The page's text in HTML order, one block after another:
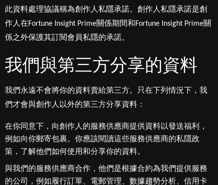
此資料處理協議稱為創作人私隱承諾。創作人私隱承諾是創
作人在Fortune Insight Prime關係期間和Fortune Insight Prime關
係之外保護其訂閱會員私隱的承諾。
我們與第三方分享的資料
我們永遠不會將你的資料賣給第三方。只在下列情況下，我
們才會與創作人以外的第三方分享資料：
在你同意下，向創作人的服務供應商提供資料以發送福利，
例如向你郵寄包裹。你應該閱讀這些服務供應商的私隱政
策，了解他們如何使用和分享你的資料。
與我們的服務供應商合作，他們是根據合約為我們提供服務
的公司，例如履行訂單、電郵管理、數據趨勢分析、信用卡